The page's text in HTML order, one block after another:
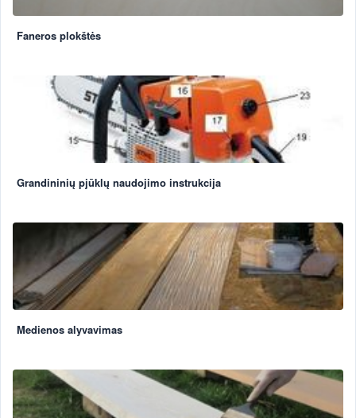
Faneros plokštės
Grandininių pjūklų naudojimo instrukcija
Medienos alyvavimas